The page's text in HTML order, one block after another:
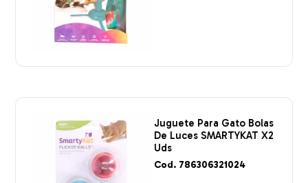
Juguete Para Gato Bolas
De Luces SMARTYKAT X2
Uds
Cod. 786306321024